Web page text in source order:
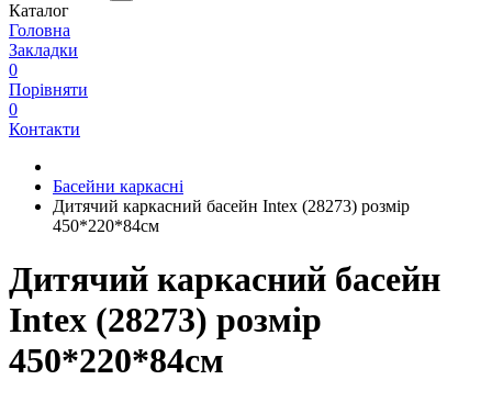
Каталог
Головна
Закладки
0
Порівняти
0
Контакти
Басейни каркасні
Дитячий каркасний басейн Intex (28273) розмір
450*220*84см
Дитячий каркасний басейн
Intex (28273) розмір
450*220*84см